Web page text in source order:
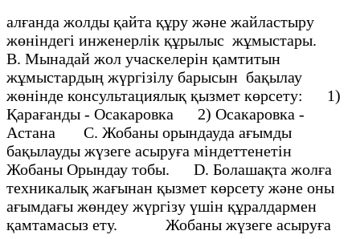
алғанда жолды қайта құру және жайластыру
жөніндегі инженерлік құрылыс жұмыстары.
В. Мынадай жол учаскелерін қамтитын
жұмыстардың жүргізілу барысын бақылау
жөнінде консультациялық қызмет көрсету: 1)
Қарағанды - Осакаровка 2) Осакаровка -
Астана С. Жобаны орындауда ағымды
бақылауды жүзеге асыруға міндеттенетін
Жобаны Орындау тобы. D. Болашақта жолға
техникалық жағынан қызмет көрсету және оны
ағымдағы жөндеу жүргізу үшін құралдармен
қамтамасыз ету. Жобаны жүзеге асыруға